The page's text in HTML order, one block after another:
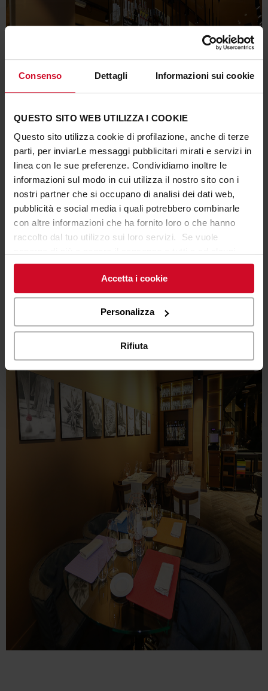
Consenso Dettagli Informazioni sui cookie
QUESTO SITO WEB UTILIZZA I COOKIE
Questo sito utilizza cookie di profilazione, anche di terze
parti, per inviarLe messaggi pubblicitari mirati e servizi in
linea con le sue preferenze. Condividiamo inoltre le
informazioni sul modo in cui utilizza il nostro sito con i
nostri partner che si occupano di analisi dei dati web,
pubblicità e social media i quali potrebbero combinarle
con altre informazioni che ha fornito loro o che hanno
raccolto dal tuo utilizzo sui loro servizi. Se vuole
cookieclicchi qui. Il consenso può essere espresso
cliccando sul tasto “Accetta i cookie”. Se non vuole i
cookie di profilazione può negare il consenso sul tasto
Accetta i cookie
Personalizza
Rifiuta